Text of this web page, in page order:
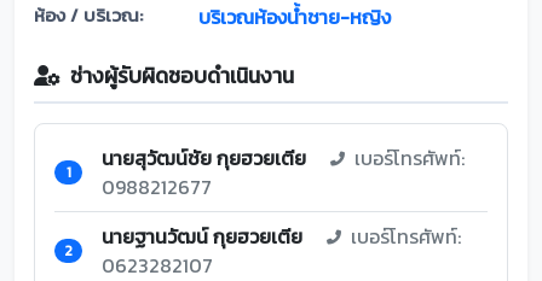
ห้อง / บริเวณ: บริเวณห้องน้ำชาย-หญิง
ช่างผู้รับผิดชอบดำเนินงาน
1 นายสุวัฒน์ชัย กุยฮวยเตีย
เบอร์โทรศัพท์:
0988212677
2 นายฐานวัฒน์ กุยฮวยเตีย
เบอร์โทรศัพท์:
0623282107